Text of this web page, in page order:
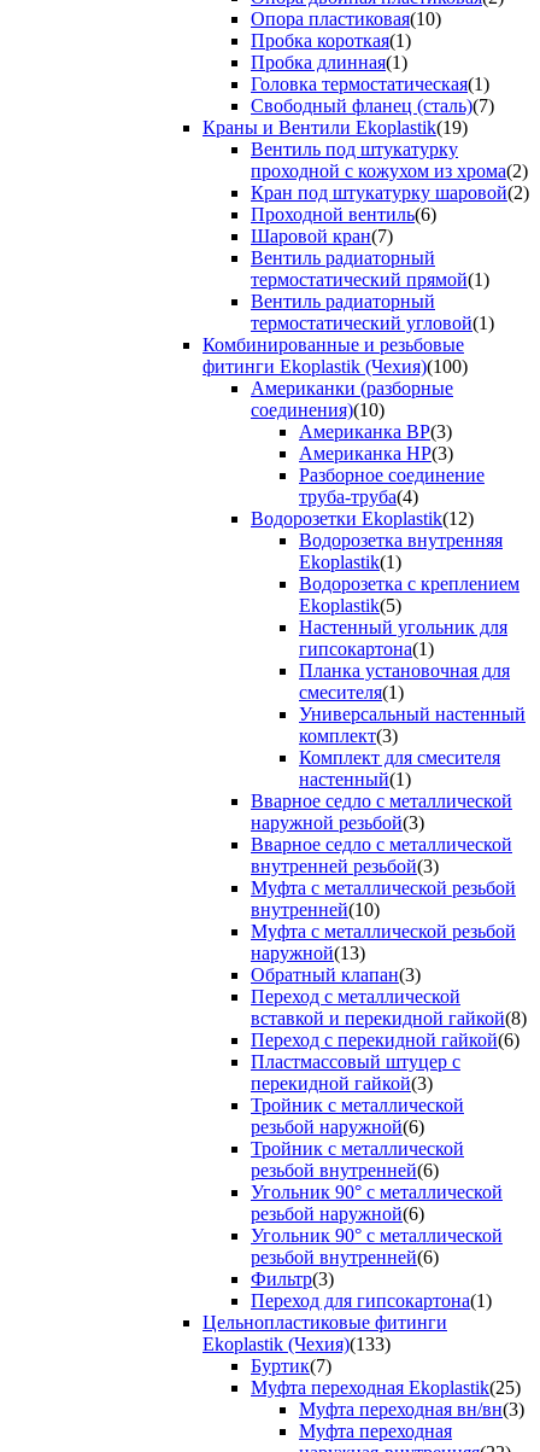
Опора пластиковая(10)
Пробка короткая(1)
Пробка длинная(1)
Головка термостатическая(1)
Свободный фланец (сталь)(7)
Краны и Вентили Ekoplastik(19)
Вентиль под штукатурку
проходной с кожухом из хрома(2)
Кран под штукатурку шаровой(2)
Проходной вентиль(6)
Шаровой кран(7)
Вентиль радиаторный
термостатический прямой(1)
Вентиль радиаторный
термостатический угловой(1)
Комбинированные и резьбовые
фитинги Ekoplastik (Чехия)(100)
Американки (разборные
соединения)(10)
Американка ВР(3)
Американка НР(3)
Разборное соединение
труба-труба(4)
Водорозетки Ekoplastik(12)
Водорозетка внутренняя
Ekoplastik(1)
Водорозетка с креплением
Ekoplastik(5)
Настенный угольник для
гипсокартона(1)
Планка установочная для
смесителя(1)
Универсальный настенный
комплект(3)
Комплект для смесителя
настенный(1)
Вварное седло с металлической
наружной резьбой(3)
Вварное седло с металлической
внутренней резьбой(3)
Муфта с металлической резьбой
внутренней(10)
Муфта с металлической резьбой
наружной(13)
Обратный клапан(3)
Переход с металлической
вставкой и перекидной гайкой(8)
Переход с перекидной гайкой(6)
Пластмассовый штуцер с
перекидной гайкой(3)
Тройник с металлической
резьбой наружной(6)
Тройник с металлической
резьбой внутренней(6)
Угольник 90° с металлической
резьбой наружной(6)
Угольник 90° с металлической
резьбой внутренней(6)
Фильтр(3)
Переход для гипсокартона(1)
Цельнопластиковые фитинги
Ekoplastik (Чехия)(133)
Буртик(7)
Муфта переходная Ekoplastik(25)
Муфта переходная вн/вн(3)
Муфта переходная